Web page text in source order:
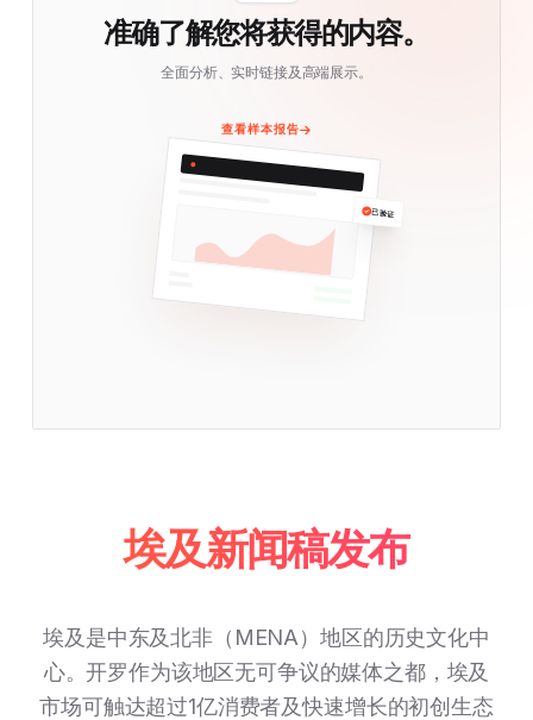
准确了解您将获得的内容。
全面分析、实时链接及高端展示。
查看样本报告
已验证
埃及新闻稿发布
埃及是中东及北非（MENA）地区的历史文化中
心。开罗作为该地区无可争议的媒体之都，埃及
市场可触达超过1亿消费者及快速增长的初创生态